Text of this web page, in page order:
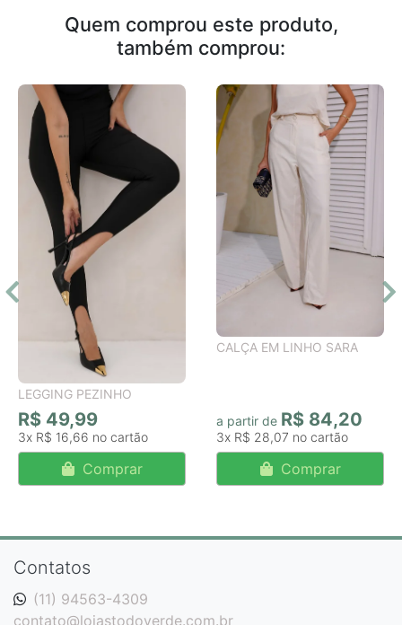
Quem comprou este produto,
também comprou:
LEGGING PEZINHO
R$ 49,99
3x R$ 16,66
Comprar
CALÇA EM LINHO SARA
a partir de R$ 84,20
3x R$ 28,07
Comprar
Contatos
(11) 94563-4309
contato@lojastodoverde.com.br